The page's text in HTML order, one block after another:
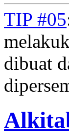
TIP #05
dibuat